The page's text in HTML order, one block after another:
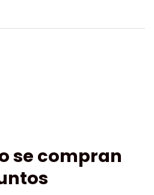
se compran